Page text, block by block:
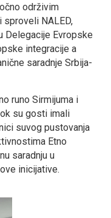
održivim
NALED,
Delegacije Evropske
integracije a
saradnje Srbija-
runo Sirmijuma i
su gosti imali
suvog pustovanja
Etno
saradnju u
inicijative.